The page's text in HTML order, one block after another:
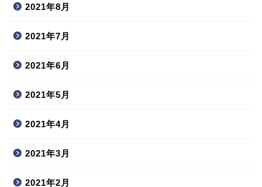
2021年8月
2021年7月
2021年6月
2021年5月
2021年4月
2021年3月
2021年2月